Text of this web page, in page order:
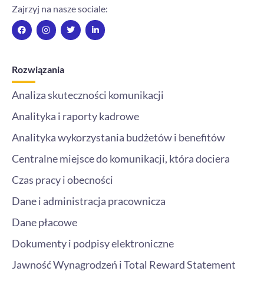
Zajrzyj na nasze sociale:
F
a
c
o
k
I
n
s
r
T
w
i
L
i
n
-
i
Rozwiązania
Analiza skuteczności komunikacji
Analityka i raporty kadrowe
Analityka wykorzystania budżetów i benefitów
Centralne miejsce do komunikacji, która dociera
Czas pracy i obecności
Dane i administracja pracownicza
Dane płacowe
Dokumenty i podpisy elektroniczne
Jawność Wynagrodzeń i Total Reward Statement